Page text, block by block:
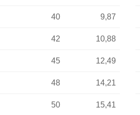
40 9,87
42 10,88
45 12,49
48 14,21
50 15,41